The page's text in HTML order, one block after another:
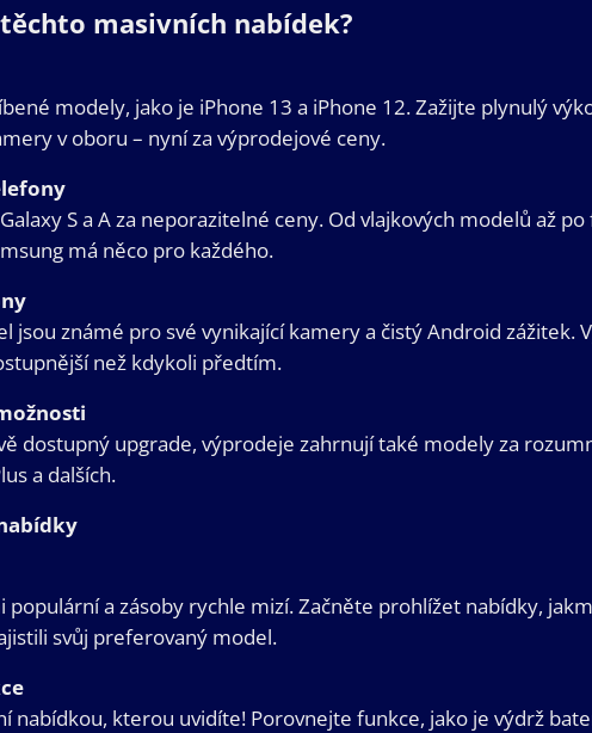
masivních nabídek?
modely, jako je iPhone 13 a iPhone 12. Zažijte plynulý
v oboru – nyní za výprodejové ceny.
S a A za neporazitelné ceny. Od vlajkových modelů až
má něco pro každého.
jsou známé pro své vynikající kamery a čistý Android zážitek.
než kdykoli předtím.
dostupný upgrade, výprodeje zahrnují také modely za
a dalších.
populární a zásoby rychle mizí. Začněte prohlížet nabídky,
svůj preferovaný model.
nabídkou, kterou uvidíte! Porovnejte funkce, jako je výdrž